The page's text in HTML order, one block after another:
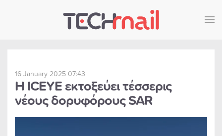
Skip to main content
16 January 2025 07:43
Η ICEYE εκτοξεύει τέσσερις
νέους δορυφόρους SAR